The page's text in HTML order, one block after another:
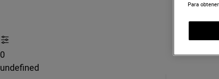
0
undefined
Para